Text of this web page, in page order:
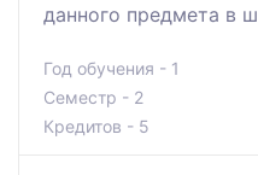
данного предмета в
Год обучения - 1
Семестр - 2
Кредитов - 5